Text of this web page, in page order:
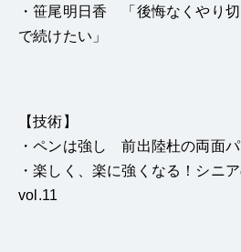
・笹尾明日香 「後悔なくやり
で続けたい」
【技術】
・ペンは強し 前出陸杜の両面
・楽しく、楽に強くなる！シニ
vol.11